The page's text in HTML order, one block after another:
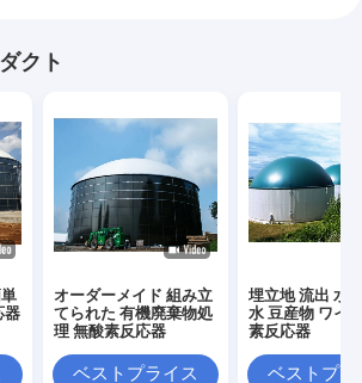
クト
器
オーダーメイド 組み立
てられた 有機廃棄物処
理 無酸素反応器
ベストプライス
埋立地 流出 水
水 豆産物 ワイ
素反応器
ベストプラ